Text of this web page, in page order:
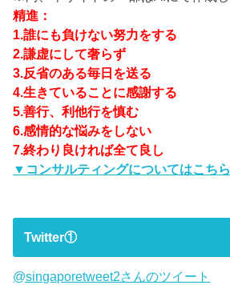
精進：
1.誰にも負けない努力をする
2.謙虚にして奢らず
3.反省のある毎日を送る
4.生きていることに感謝する
5.善行、利他行を慎む
6.感情的な悩みをしない
7.終わり良ければ全て良し
▼コンサルティングについてはこちら
Twitter①
@singaporetweet2さんのツイート